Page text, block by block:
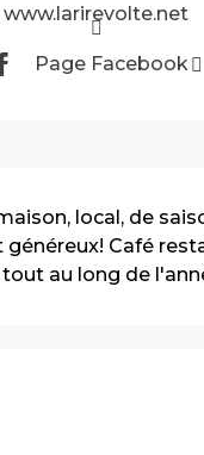
www.larirevolte.net
Page Facebook
local, de
Café
au long de